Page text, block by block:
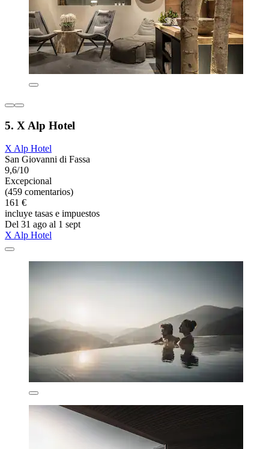
5. X Alp Hotel
X Alp Hotel
San Giovanni di Fassa
9,6/10
Excepcional
(459 comentarios)
161 €
incluye tasas e impuestos
Del 31 ago al 1 sept
X Alp Hotel